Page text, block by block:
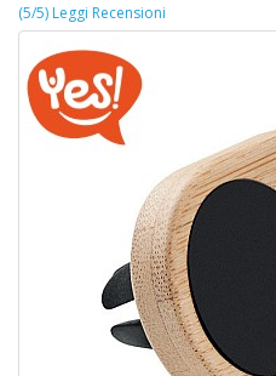
(5/5) Leggi Recensioni